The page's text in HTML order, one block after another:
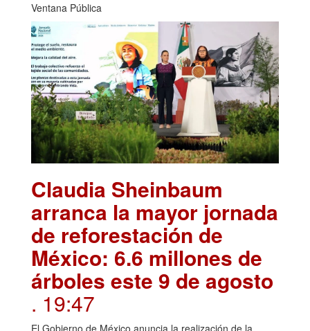
Ventana Pública
Claudia Sheinbaum
arranca la mayor jornada
de reforestación de
México: 6.6 millones de
árboles este 9 de agosto
. 19:47
El Gobierno de México anuncia la realización de la